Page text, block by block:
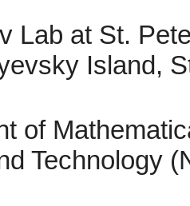
Lab at St.
Island,
of
Technology